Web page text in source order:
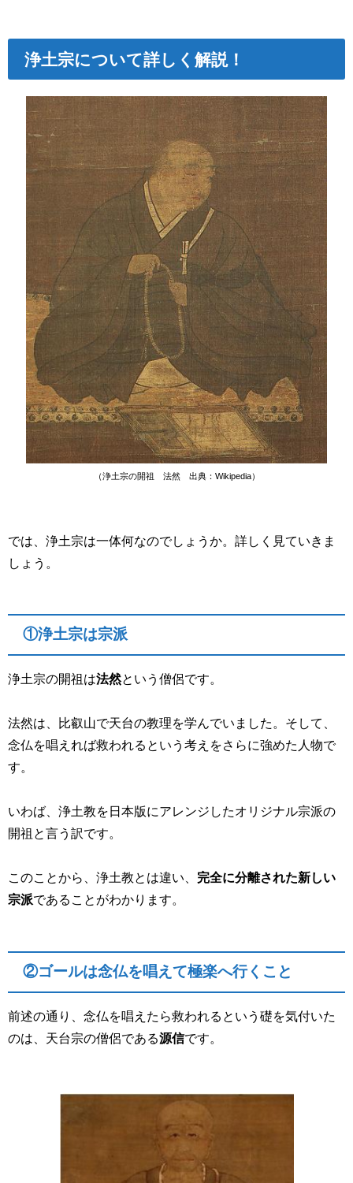
浄土宗について詳しく解説！
（浄土宗の開祖 法然 出典：Wikipedia）
では、浄土宗は一体何なのでしょうか。詳しく見ていきま
しょう。
①浄土宗は宗派
浄土宗の開祖は法然という僧侶です。
法然は、比叡山で天台の教理を学んでいました。そして、
念仏を唱えれば救われるという考えをさらに強めた人物で
す。
いわば、浄土教を日本版にアレンジしたオリジナル宗派の
開祖と言う訳です。
このことから、浄土教とは違い、 完全に分離された新しい
宗派であることがわかります。
②ゴールは念仏を唱えて極楽へ行くこと
前述の通り、念仏を唱えたら救われるという礎を気付いた
のは、天台宗の僧侶である源信です。